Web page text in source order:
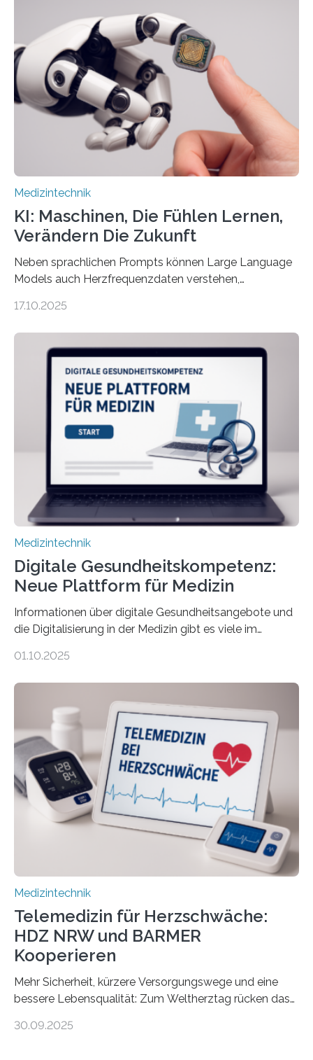
Entwicklung der Sensorik und Datenübertragung. Die
HSHL verantwortet die wissenschaftliche Begleitung
sowie die KI-gestützte Datenauswertung. Das Ziel ist
die Entwicklung eines berührungslosen
Assistenzsystems, das den Zustand der Person
kontinuierlich erfasst, pflegende Personen unterstützt
und in Notfällen selbstständig Alarm schlägt. „Die Idee
Medizintechnik
KI: Maschinen, Die Fühlen Lernen,
Verändern Die Zukunft
Neben sprachlichen Prompts können Large Language
Models auch Herzfrequenzdaten verstehen,
haben Dr. Morris Gellisch, ehemals an der Ruhr-
und Boris Burr von der Ruhr-Universität Bochum in
dafür eine technische Schnittstelle, über die
physiologische Daten in Echtzeit an das Sprachmodell
übermittelt werden können. Die Künstliche Intelligenz
kann dadurch auch die Sprache des Körpers
einbeziehen, auf die Menschen keinen bewussten
Einfluss nehmen. Das eröffnet…
17.10.2025
Medizintechnik
Digitale Gesundheitskompetenz:
Neue Plattform für Medizin
Informationen über digitale Gesundheitsangebote und
die Digitalisierung in der Medizin gibt es viele im
seriösen und wissenschaftlich abgesicherten Inhalten?
Forscherinnen der Technischen Universität Dresden
(TUD) richtet sich das Portal sowohl an Patientinnen
und Patienten, aber ebenso an medizinisches
Fachpersonal. Für all diese Zielgruppen bietet sie
speziell zugeschnittene Informationen, um deren
digitale Gesundheitskompetenz zu steigern. MiHUBx ist
01.10.2025
Medizintechnik
Telemedizin für Herzschwäche:
HDZ NRW und BARMER
Kooperieren
Mehr Sicherheit, kürzere Versorgungswege und eine
bessere Lebensqualität: Zum Weltherztag rücken das
Oeynhausen, und die BARMER die Bedürfnisse von
30.09.2025